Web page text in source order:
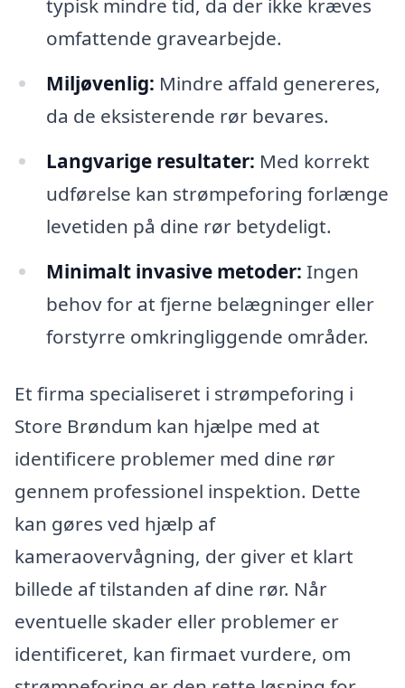
typisk mindre tid, da der ikke kræves
omfattende gravearbejde.
Miljøvenlig: Mindre affald genereres,
da de eksisterende rør bevares.
Langvarige resultater: Med korrekt
udførelse kan strømpeforing forlænge
levetiden på dine rør betydeligt.
Minimalt invasive metoder: Ingen
behov for at fjerne belægninger eller
forstyrre omkringliggende områder.
Et firma specialiseret i strømpeforing i
Store Brøndum kan hjælpe med at
identificere problemer med dine rør
gennem professionel inspektion. Dette
kan gøres ved hjælp af
kameraovervågning, der giver et klart
billede af tilstanden af dine rør. Når
eventuelle skader eller problemer er
identificeret, kan firmaet vurdere, om